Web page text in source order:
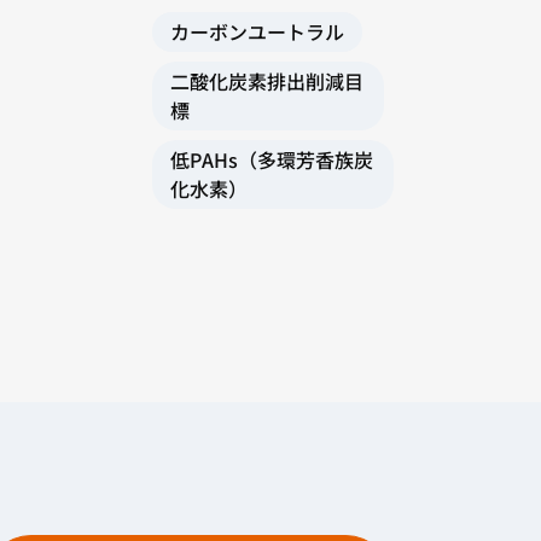
カーボンユートラル
二酸化炭素排出削減目
標
低PAHs（多環芳香族炭
化水素）